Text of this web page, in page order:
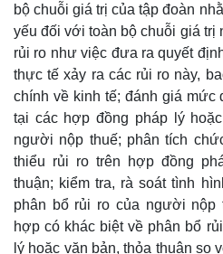
bộ chuỗi giá trị của tập đoàn
yếu đối với toàn bộ chuỗi giá trị
rủi ro như việc đưa ra quyết
thực tế xảy ra các rủi ro này,
chính về kinh tế; đánh giá mức
tại các hợp đồng pháp lý
người nộp thuế; phân tích
thiểu rủi ro trên hợp đồng
thuận; kiểm tra, rà soát tình
phân bổ rủi ro của người nộp
hợp có khác biệt về phân bổ
lý hoặc văn bản, thỏa thuận so